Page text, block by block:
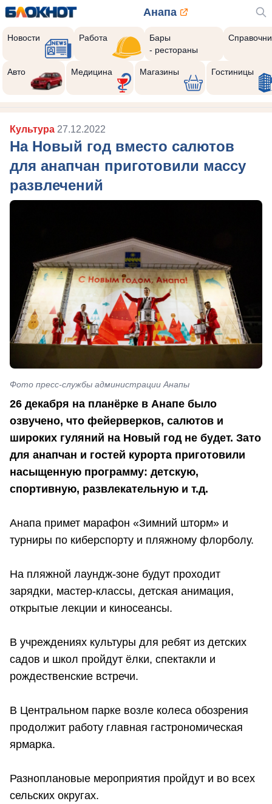
Анапа
Новости Работа
Бары
- рестораны
Авто Медицина Магазины Гостиницы
Культура 27.12.2022
На Новый год вместо салютов
для анапчан приготовили массу
развлечений
Фото пресс-службы администрации Анапы
26 декабря на планёрке в Анапе было
озвучено, что фейерверков, салютов и
широких гуляний на Новый год не будет. Зато
для анапчан и гостей курорта приготовили
насыщенную программу: детскую,
спортивную, развлекательную и т.д.
Анапа примет марафон «Зимний шторм» и
турниры по киберспорту и пляжному флорболу.
На пляжной лаундж-зоне будут проходит
зарядки, мастер-классы, детская анимация,
открытые лекции и киносеансы.
В учреждениях культуры для ребят из детских
садов и школ пройдут ёлки, спектакли и
рождественские встречи.
В Центральном парке возле колеса обозрения
продолжит работу главная гастрономическая
ярмарка.
Разноплановые мероприятия пройдут и во всех
сельских округах.